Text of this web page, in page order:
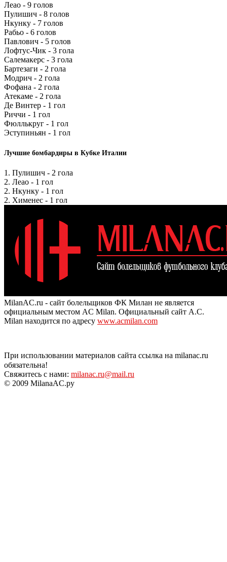
Леао - 9 голов
Пулишич - 8 голов
Нкунку - 7 голов
Рабьо - 6 голов
Павлович - 5 голов
Лофтус-Чик - 3 гола
Салемакерс - 3 гола
Бартезаги - 2 гола
Модрич - 2 гола
Фофана - 2 гола
Атекаме - 2 гола
Де Винтер - 1 гол
Риччи - 1 гол
Фюллькруг - 1 гол
Эступиньян - 1 гол
Лучшие бомбардиры в Кубке Италии
1. Пулишич - 2 гола
2. Леао - 1 гол
2. Нкунку - 1 гол
2. Хименес - 1 гол
MilanAC.ru - сайт болельщиков ФК Милан не является
официальным местом AC Milan. Официальный сайт A.C.
Milan находится по адресу www.acmilan.com
При использовании материалов сайта ссылка на milanac.ru
обязательна!
Свяжитесь с нами: milanac.ru@mail.ru
© 2009 MilanaAC.ру